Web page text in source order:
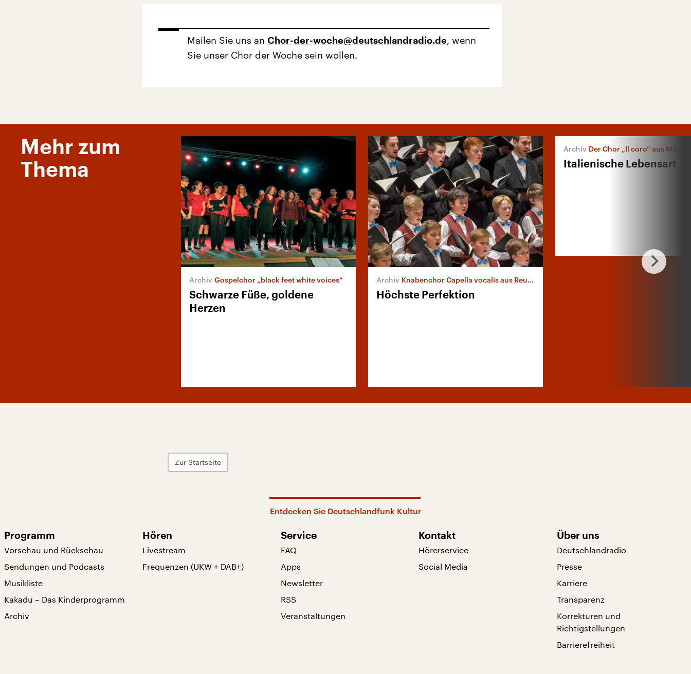
Mailen Sie uns an Chor-der-woche@deutschlandradio.de, wenn
Sie unser Chor der Woche sein wollen.
Mehr zum
Thema
Gospelchor „black feet white voices“
Schwarze Füße, goldene
Herzen
Knabenchor Capella vocalis aus Reutlingen
Höchste Perfektion
Der Chor „Il coro“ aus
Italienische Lebensart
Zur Startseite
Entdecken Sie Deutschlandfunk Kultur
Programm
Vorschau und Rückschau
Sendungen und Podcasts
Musikliste
Kakadu – Das Kinderprogramm
Archiv
Hören
Livestream
Frequenzen (UKW + DAB+)
Service
FAQ
Apps
Newsletter
RSS
Veranstaltungen
Kontakt
Hörerservice
Social Media
Über uns
Deutschlandradio
Presse
Karriere
Transparenz
Korrekturen und
Richtigstellungen
Barrierefreiheit